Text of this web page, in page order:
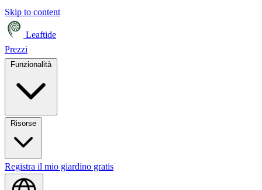
Skip to content
Leaftide
Prezzi
Funzionalità
Registra il mio giardino gratis